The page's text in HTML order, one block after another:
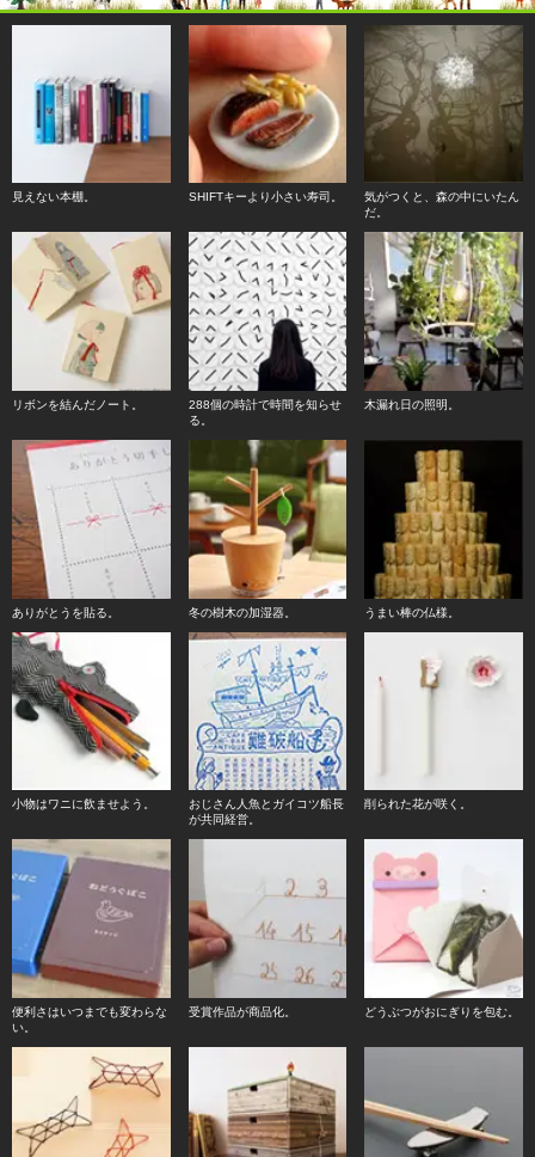
見えない本棚。 SHIFTキーより小さい寿司。
気がつくと、森の中にいたん
だ。
リボンを結んだノート。
288個の時計で時間を知らせ
る。
木漏れ日の照明。
ありがとうを貼る。 冬の樹木の加湿器。 うまい棒の仏様。
小物はワニに飲ませよう。
おじさん人魚とガイコツ船長
が共同経営。
削られた花が咲く。
便利さはいつまでも変わらな
い。
受賞作品が商品化。 どうぶつがおにぎりを包む。